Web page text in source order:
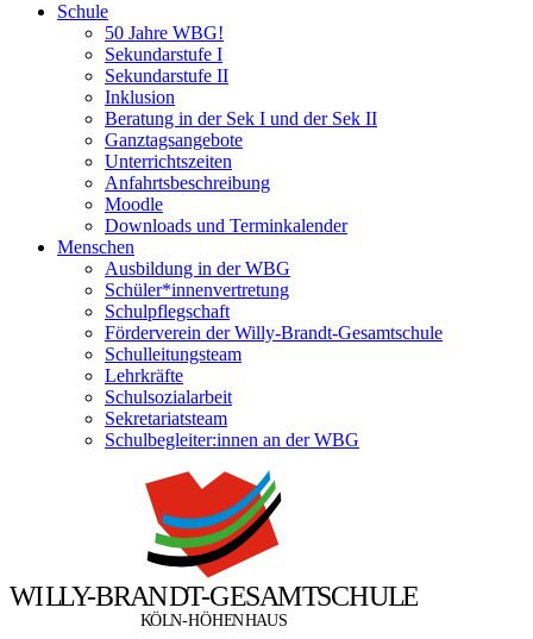
Schule
50 Jahre WBG!
Sekundarstufe I
Sekundarstufe II
Inklusion
Beratung in der Sek I und der Sek II
Ganztagsangebote
Unterrichtszeiten
Anfahrtsbeschreibung
Moodle
Downloads und Terminkalender
Menschen
Ausbildung in der WBG
Schüler*innenvertretung
Schulpflegschaft
Förderverein der Willy-Brandt-Gesamtschule
Schulleitungsteam
Lehrkräfte
Schulsozialarbeit
Sekretariatsteam
Schulbegleiter:innen an der WBG
WILLY-BRANDT-GESAMTSCHULE
KÖLN-HÖHENHAUS